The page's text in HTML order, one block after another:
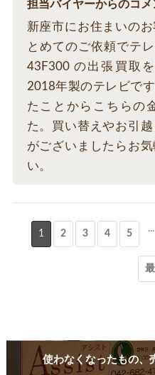
担当バイヤーからのコメ
新座市にお住まいの
とめてのご依頼で
43F300 の出張買取
2018年製のテレビで
たことからこちらの
た。買い替えやお引
がございましたらお
い。
1 2 3 4 5 ...
使わなくなったもの、